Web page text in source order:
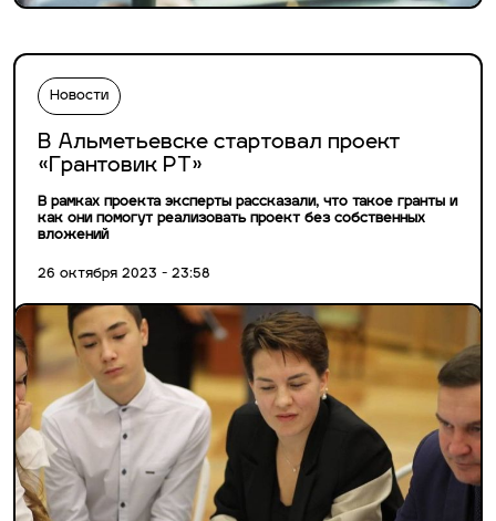
Новости
В Альметьевске стартовал проект
«Грантовик РТ»
В рамках проекта эксперты рассказали, что такое гранты и
как они помогут реализовать проект без собственных
вложений
26 октября 2023 - 23:58